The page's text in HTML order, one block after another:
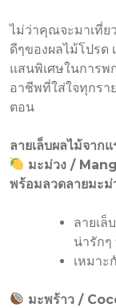
ไม่ว่าคุณจะมาเที่ย
ดีๆของผลไม้โปรด
แสนพิเศษในการ
อาชีพที่ใส่ใจทุกร
ตอน
ลายเล็บผลไม้จาก
มะม่วง /
พร้อมลวดลายมะ
ลายเล็
น่ารัก
เหมาะ
มะพร้าว /